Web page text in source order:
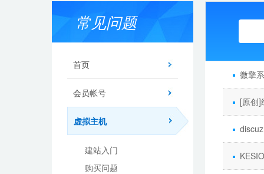
常见问题
首页
会员帐号
虚拟主机
建站入门
购买问题
微擎
[原创]